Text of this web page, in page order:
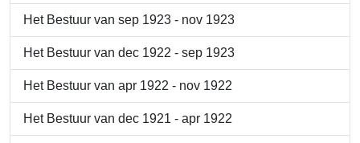
Het Bestuur van sep 1923 - nov 1923
Het Bestuur van dec 1922 - sep 1923
Het Bestuur van apr 1922 - nov 1922
Het Bestuur van dec 1921 - apr 1922